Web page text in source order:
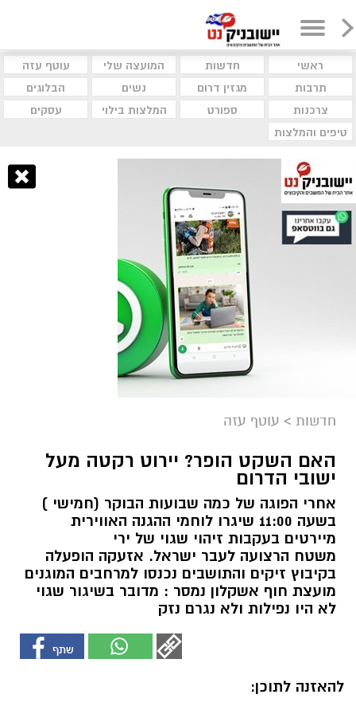
ראשי חדשות המועצה שלי
עוטף עזה
תרבות
מגזין דרום נשים
הבלוגים
צרכנות
ספורט המלצות בילוי
עסקים
טיפים והמלצות
חדשות > עוטף עזה
האם השקט הופר? יירוט רקטה מעל
ישובי הדרום
אחרי הפוגה של כמה שבועות הבוקר (חמישי )
בשעה 11:00 שיגרו לוחמי ההגנה האווירית
מיירטים בעקבות זיהוי שגוי של ירי
משטח הרצועה לעבר ישראל. אזעקה הופעלה
בקיבוץ זיקים והתושבים נכנסו למרחבים המוגנים
מועצת חוף אשקלון נמסר : מדובר בשיגור שגוי
לא היו נפילות ולא נגרם נזק
להאזנה לתוכן: